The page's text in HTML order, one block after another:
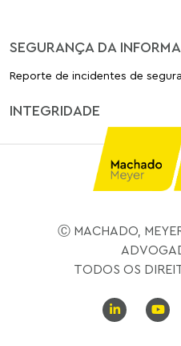
SEGURANÇA DA
Reporte de incidentes de
INTEGRIDADE
Ⓒ MACHADO,
TODOS OS